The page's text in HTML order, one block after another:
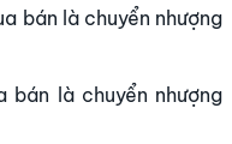
bán là chuyển nhượng
bán là chuyển nhượng